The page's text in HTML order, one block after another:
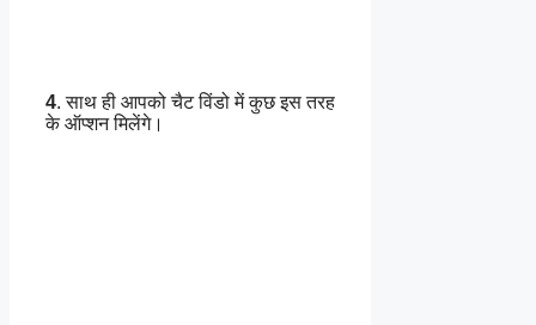
4. साथ ही आपको चैट विंडो में कुछ इस तरह
के ऑप्शन मिलेंगे।